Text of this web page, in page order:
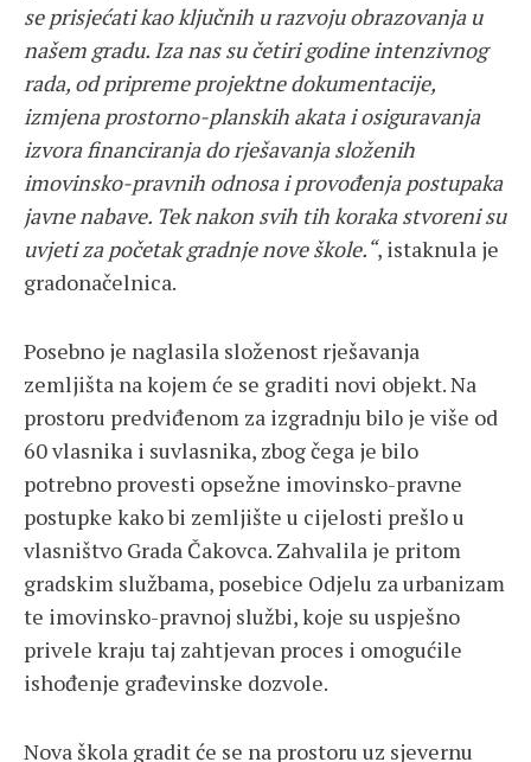
se prisjećati kao ključnih u razvoju obrazovanja u
našem gradu. Iza nas su četiri godine intenzivnog
rada, od pripreme projektne dokumentacije,
izmjena prostorno-planskih akata i osiguravanja
izvora financiranja do rješavanja složenih
imovinsko-pravnih odnosa i provođenja postupaka
javne nabave. Tek nakon svih tih koraka stvoreni su
uvjeti za početak gradnje nove škole.“, istaknula je
gradonačelnica.
Posebno je naglasila složenost rješavanja
zemljišta na kojem će se graditi novi objekt. Na
prostoru predviđenom za izgradnju bilo je više od
60 vlasnika i suvlasnika, zbog čega je bilo
potrebno provesti opsežne imovinsko-pravne
postupke kako bi zemljište u cijelosti prešlo u
vlasništvo Grada Čakovca. Zahvalila je pritom
gradskim službama, posebice Odjelu za urbanizam
te imovinsko-pravnoj službi, koje su uspješno
privele kraju taj zahtjevan proces i omogućile
ishođenje građevinske dozvole.
Nova škola gradit će se na prostoru uz sjevernu